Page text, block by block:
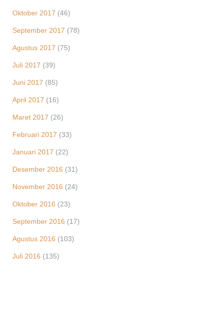
Oktober 2017 (46)
September 2017 (78)
Agustus 2017 (75)
Juli 2017 (39)
Juni 2017 (85)
April 2017 (16)
Maret 2017 (26)
Februari 2017 (33)
Januari 2017 (22)
Desember 2016 (31)
November 2016 (24)
Oktober 2016 (23)
September 2016 (17)
Agustus 2016 (103)
Juli 2016 (135)